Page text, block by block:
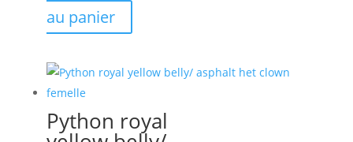
au panier
Python royal